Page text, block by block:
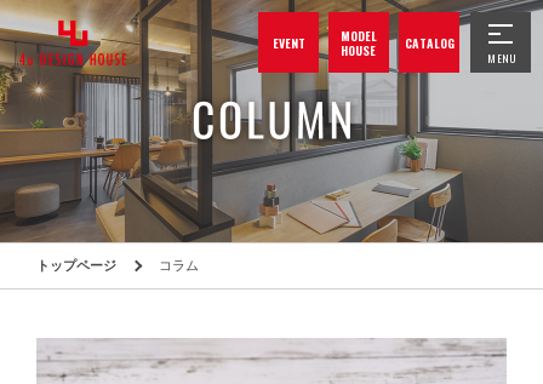
EVENT
MODEL
HOUSE
CATALOG
トップページ コラム